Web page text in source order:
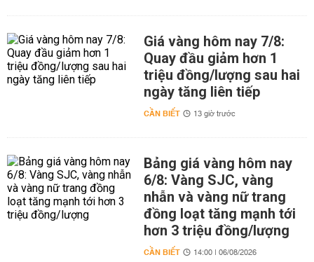
Giá vàng hôm nay 7/8:
Quay đầu giảm hơn 1
triệu đồng/lượng sau hai
ngày tăng liên tiếp
CẦN BIẾT 13 giờ trước
Bảng giá vàng hôm nay
6/8: Vàng SJC, vàng
nhẫn và vàng nữ trang
đồng loạt tăng mạnh tới
hơn 3 triệu đồng/lượng
CẦN BIẾT 14:00 | 06/08/2026